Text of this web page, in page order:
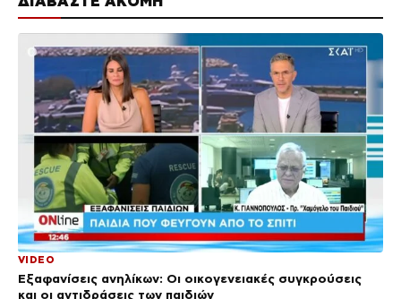
VIDEO
Εξαφανίσεις ανηλίκων: Οι οικογενειακές συγκρούσεις
και οι αντιδράσεις των παιδιών